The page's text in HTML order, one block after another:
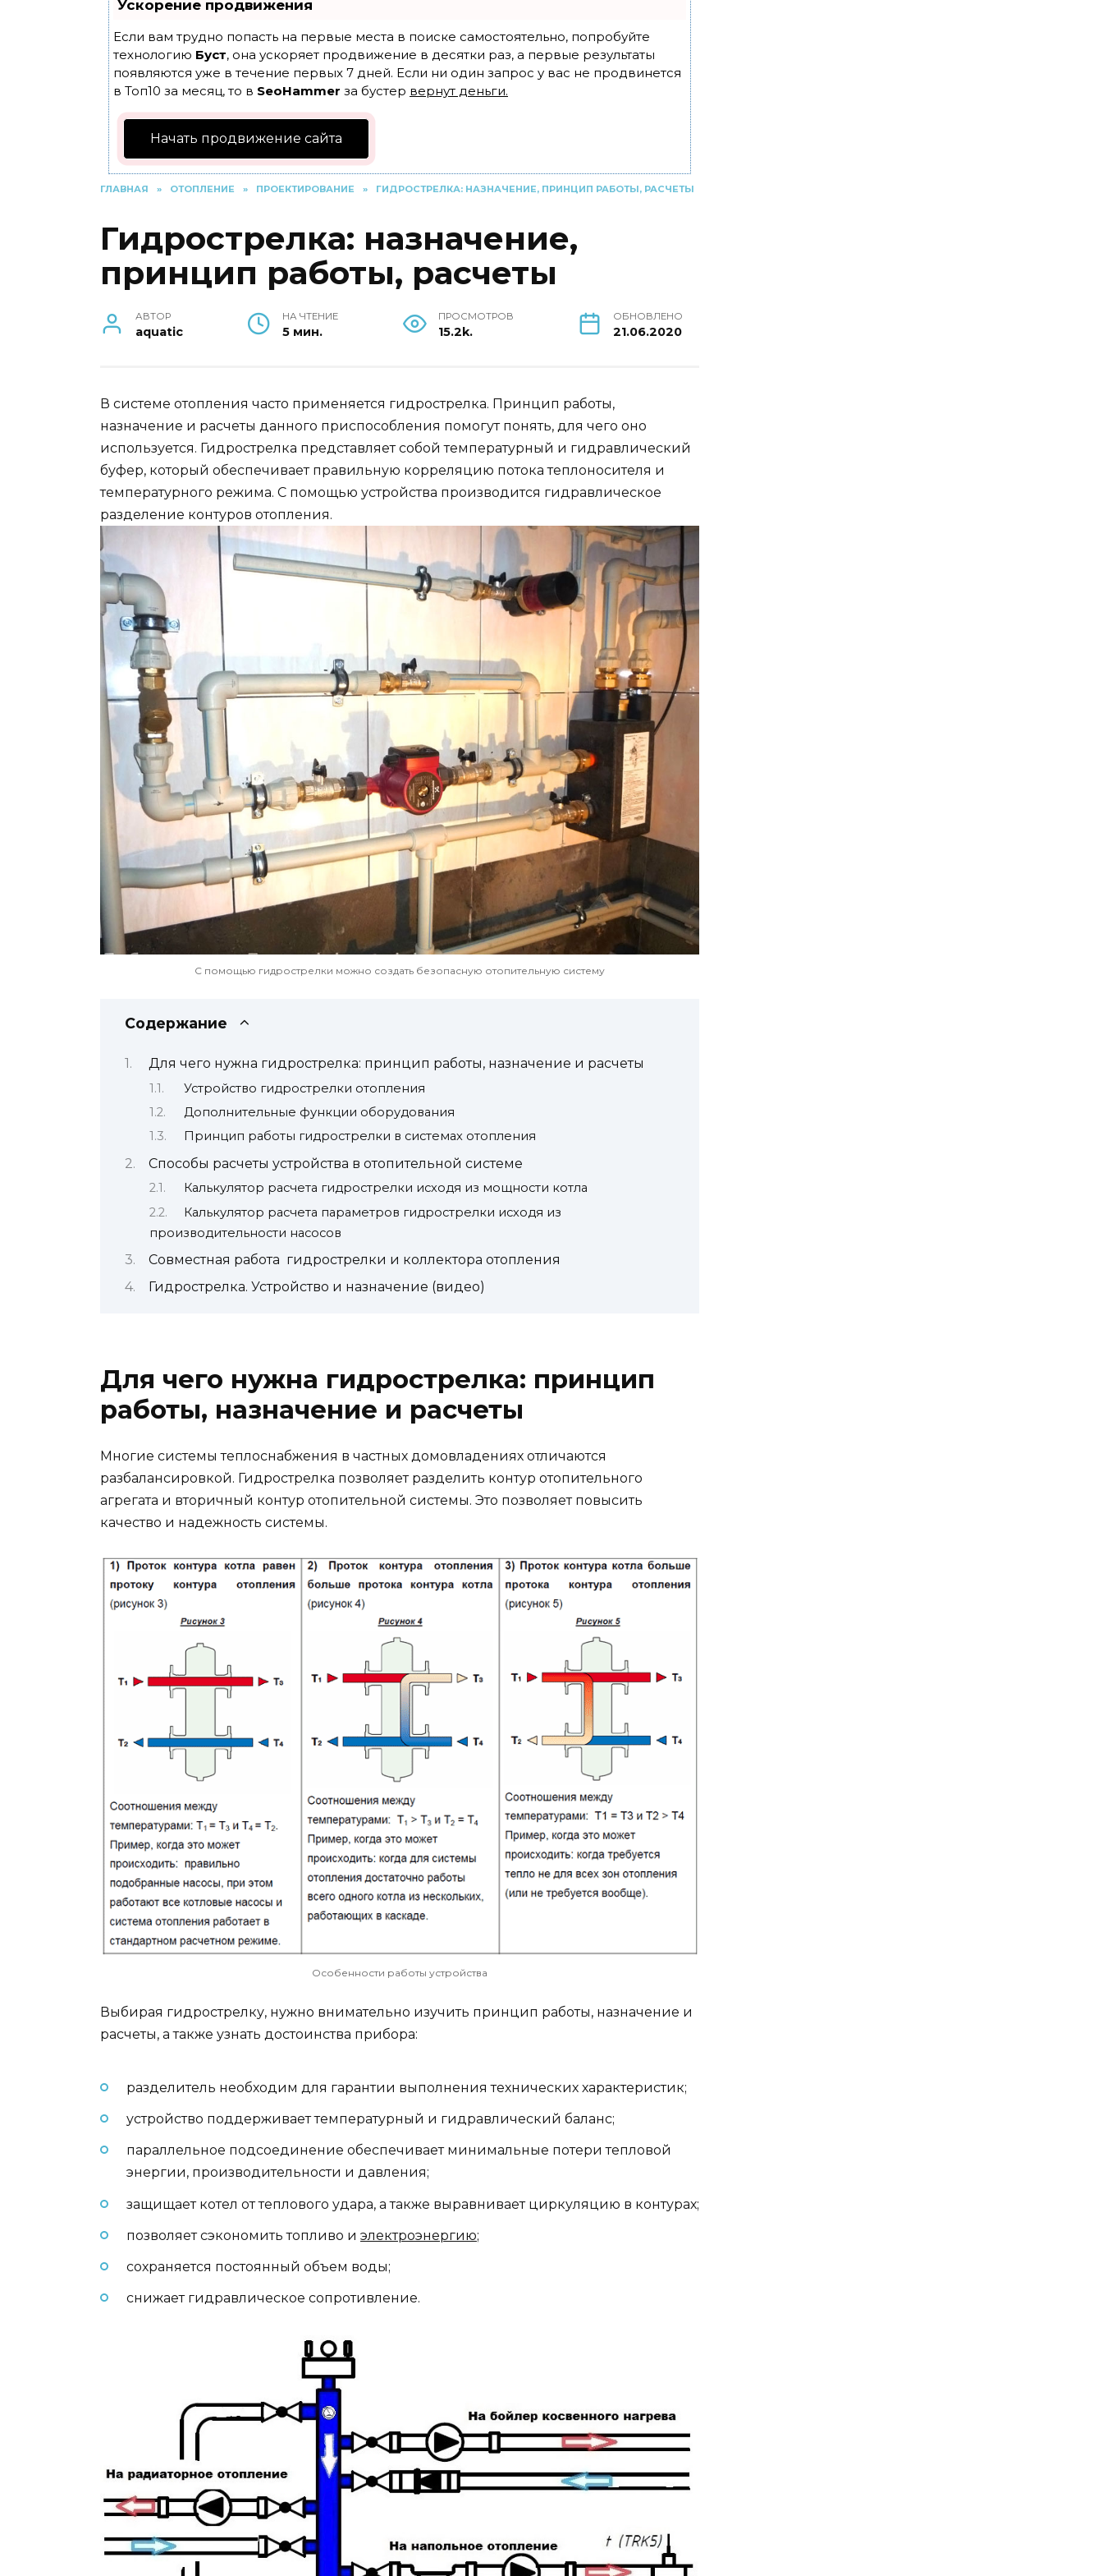
Ускорение продвижения
Если вам трудно попасть на первые места в поиске самостоятельно, попробуйте
технологию Буст, она ускоряет продвижение в десятки раз, а первые результаты
появляются уже в течение первых 7 дней. Если ни один запрос у вас не продвинется
в Топ10 за месяц, то в SeoHammer за бустер вернут деньги.
Начать продвижение сайта
ГЛАВНАЯ » ОТОПЛЕНИЕ » ПРОЕКТИРОВАНИЕ » ГИДРОСТРЕЛКА: НАЗНАЧЕНИЕ, ПРИНЦИП РАБОТЫ, РАСЧЕТЫ
Гидрострелка: назначение,
принцип работы, расчеты
АВТОР
aquatic
НА ЧТЕНИЕ
5 мин.
ПРОСМОТРОВ
15.2k.
ОБНОВЛЕНО
21.06.2020
В системе отопления часто применяется гидрострелка. Принцип работы,
назначение и расчеты данного приспособления помогут понять, для чего оно
используется. Гидрострелка представляет собой температурный и гидравлический
буфер, который обеспечивает правильную корреляцию потока теплоносителя и
температурного режима. С помощью устройства производится гидравлическое
разделение контуров отопления.
С помощью гидрострелки можно создать безопасную отопительную систему
Содержание
Для чего нужна гидрострелка: принцип работы, назначение и расчеты
Устройство гидрострелки отопления
Дополнительные функции оборудования
Принцип работы гидрострелки в системах отопления
Способы расчеты устройства в отопительной системе
Калькулятор расчета гидрострелки исходя из мощности котла
Калькулятор расчета параметров гидрострелки исходя из
производительности насосов
Совместная работа гидрострелки и коллектора отопления
Гидрострелка. Устройство и назначение (видео)
Для чего нужна гидрострелка: принцип
работы, назначение и расчеты
Многие системы теплоснабжения в частных домовладениях отличаются
разбалансировкой. Гидрострелка позволяет разделить контур отопительного
агрегата и вторичный контур отопительной системы. Это позволяет повысить
качество и надежность системы.
Особенности работы устройства
Выбирая гидрострелку, нужно внимательно изучить принцип работы, назначение и
расчеты, а также узнать достоинства прибора:
разделитель необходим для гарантии выполнения технических характеристик;
устройство поддерживает температурный и гидравлический баланс;
параллельное подсоединение обеспечивает минимальные потери тепловой
энергии, производительности и давления;
защищает котел от теплового удара, а также выравнивает циркуляцию в контурах;
позволяет сэкономить топливо и электроэнергию;
сохраняется постоянный объем воды;
снижает гидравлическое сопротивление.